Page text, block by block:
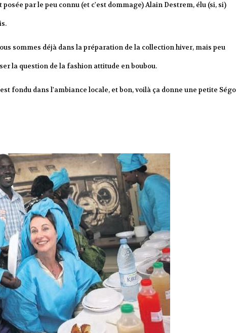
par le peu connu (et c'est dommage) Alain Destrem, élu (si, si)
sommes déjà dans la préparation de la collection hiver, mais peu
la question de la fashion attitude en boubou.
fondu dans l'ambiance locale, et bon, voilà ça donne une petite Ségo